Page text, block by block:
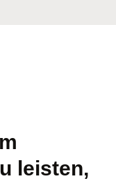
leisten,